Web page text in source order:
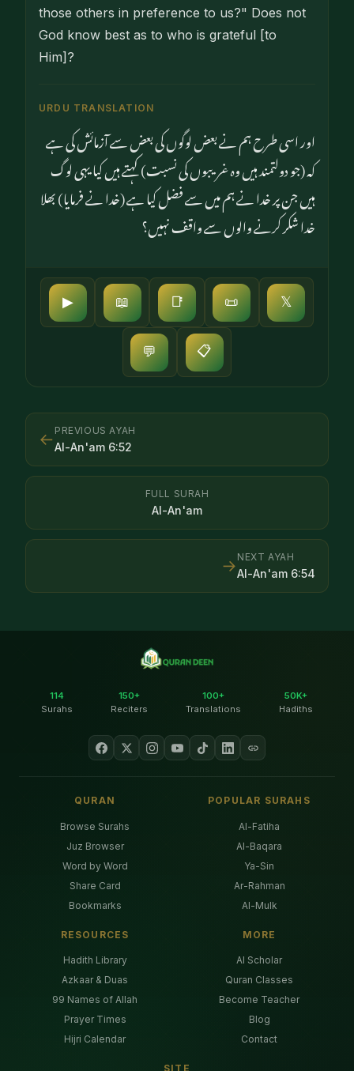
those others in preference to us?" Does not
God know best as to who is grateful [to
Him]?
URDU TRANSLATION
اور اسی طرح ہم نے بعض لوگوں کی بعض سے آزمائش کی ہے
کہ (جو دولتمند ہیں وہ غریبوں کی نسبت) کہتے ہیں کیا یہی لوگ
ہیں جن پر خدا نے ہم میں سے فضل کیا ہے (خدا نے فرمایا) بھلا
خدا شکر کرنے والوں سے واقف نہیں؟
▶ 📖 📑 📜 𝕏
💬 📋
← PREVIOUS AYAH
Al-An'am 6:52
FULL SURAH
Al-An'am
NEXT AYAH
Al-An'am 6:54
→
114
Surahs
150+
Reciters
100+
Translations
50K+
Hadiths
QURAN
Browse Surahs
Juz Browser
Word by Word
Share Card
Bookmarks
POPULAR SURAHS
Al-Fatiha
Al-Baqara
Ya-Sin
Ar-Rahman
Al-Mulk
RESOURCES
Hadith Library
Azkaar & Duas
99 Names of Allah
Prayer Times
Hijri Calendar
MORE
AI Scholar
Quran Classes
Become Teacher
Blog
Contact
SITE